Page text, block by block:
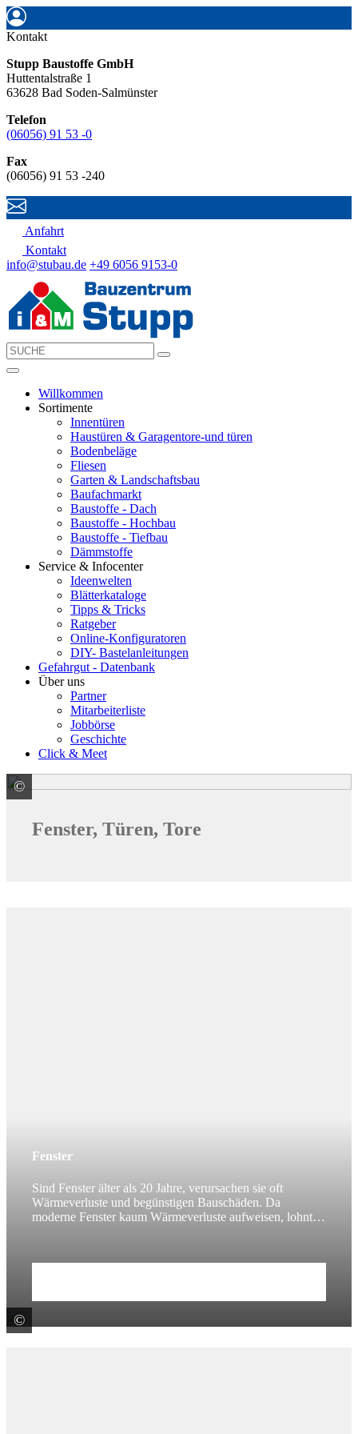
Kontakt
Stupp Baustoffe GmbH
Huttentalstraße 1
63628 Bad Soden-Salmünster
Telefon
(06056) 91 53 -0
Fax
(06056) 91 53 -240
Anfahrt
Kontakt
info@stubau.de +49 6056 9153-0
Willkommen
Sortimente
Innentüren
Haustüren & Garagentore-und türen
Bodenbeläge
Fliesen
Garten & Landschaftsbau
Baufachmarkt
Baustoffe - Dach
Baustoffe - Hochbau
Baustoffe - Tiefbau
Dämmstoffe
Service & Infocenter
Ideenwelten
Blätterkataloge
Tipps & Tricks
Ratgeber
Online-Konfiguratoren
DIY- Bastelanleitungen
Gefahrgut - Datenbank
Über uns
Partner
Mitarbeiterliste
Jobbörse
Geschichte
Click & Meet
© © Monkey Business / stock.adobe.com
Fenster, Türen, Tore
©
Fenster
Sind Fenster älter als 20 Jahre, verursachen sie oft
Wärmeverluste und begünstigen Bauschäden. Da
moderne Fenster kaum Wärmeverluste aufweisen, lohnt